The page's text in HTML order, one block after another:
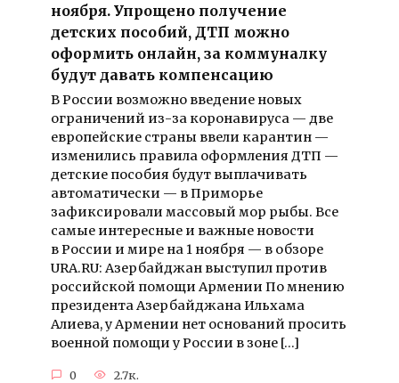
ноября. Упрощено получение
детских пособий, ДТП можно
оформить онлайн, за коммуналку
будут давать компенсацию
В России возможно введение новых
ограничений из-за коронавируса — две
европейские страны ввели карантин —
изменились правила оформления ДТП —
детские пособия будут выплачивать
автоматически — в Приморье
зафиксировали массовый мор рыбы. Все
самые интересные и важные новости
в России и мире на 1 ноября — в обзоре
URA.RU: Азербайджан выступил против
российской помощи Армении По мнению
президента Азербайджана Ильхама
Алиева, у Армении нет оснований просить
военной помощи у России в зоне […]
0 2.7к.